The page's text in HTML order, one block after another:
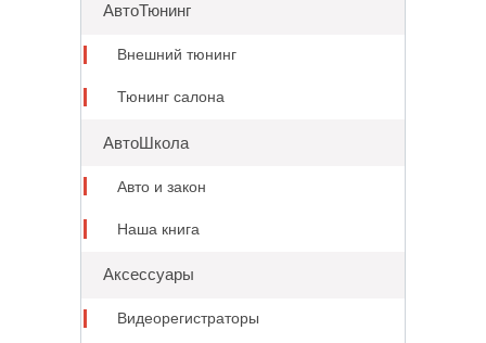
АвтоТюнинг
Внешний тюнинг
Тюнинг салона
АвтоШкола
Авто и закон
Наша книга
Аксессуары
Видеорегистраторы